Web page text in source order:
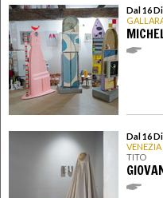
Dal 16
Dal 16
VENEZIA
TITO